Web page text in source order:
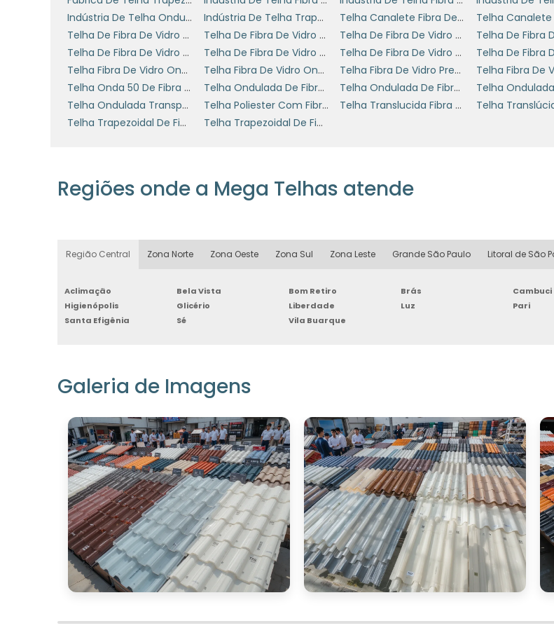
valoriza práticas ecologicamente corretas.
PRONTO PARA TRANSFORMAR SEU GALPÃO?
Se você está buscando qualidade, durabilidade e eficiência em telhados para
escolha de telhas onduladas de fibra de vidroé a solução que você procura.
de benefícios e um excelente custo-benefício, essas telhas garantem a
funcionalidade que seu negócio precisa. Entre em contato conosco e solicite
Indústria De Telha Ondulada De Fibra De Vidro
Indústria De Telha Trapezoidal De Fibra De Vidro Telha Canalete Fibra De Vidro
Telha De Fibra De Vidro Colorida
Telha De Fibra De Vidro Ondulada Incolor Telha De Fibra De Vidro Tr25
Telha De Fibra De Vidro Tr40 Valor
Telha De Fibra De Vidro Translucida Tr40 Telha De Fibra De Vidro Transparente Preço
Telha Fibra De Vidro Onda Alta 1mm
Telha Fibra De Vidro Onda Alta 2 Mm Telha Fibra De Vidro Preço
Telha Onda 50 De Fibra De Vidro
Telha Ondulada De Fibra De Vidro Para Armazén Telha Ondulada De Fibra De Vidro Para Galpão
Telha Ondulada Transparente Fibra De Vidro
Telha Poliester Com Fibra De Vidro Telha Translucida Fibra De Vidro
Telha Trapezoidal De Fibra De Vidro 40
Telha Trapezoidal De Fibra De Vidro Preço
Regiões onde a Mega Telhas atende
Região Central Zona Norte Zona Oeste Zona Sul Zona Leste Grande São Paulo Litoral de São
Aclimação Bela Vista Bom Retiro Brás Cambuci
Higienópolis
Glicério Liberdade Luz Pari
Santa Efigênia
Sé Vila Buarque
Galeria de Imagens